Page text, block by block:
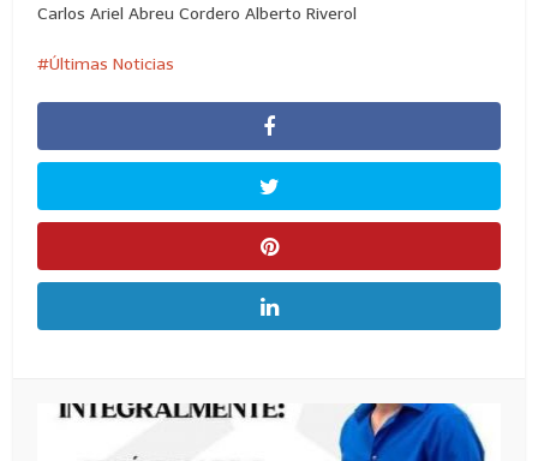
Carlos Ariel Abreu Cordero Alberto Riverol
Últimas Noticias